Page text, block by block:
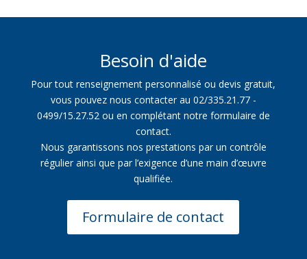
Besoin d'aide
Pour tout renseignement personnalisé ou devis gratuit,
vous pouvez nous contacter au 02/335.21.77 -
0499/15.27.52 ou en complétant notre formulaire de
contact.
Nous garantissons nos prestations par un contrôle
régulier ainsi que par l’exigence d’une main d’œuvre
qualifiée.
Formulaire de contact